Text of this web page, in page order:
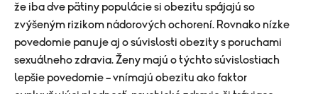
že iba dve pätiny populácie si obezitu spájajú so
zvýšeným rizikom nádorových ochorení. Rovnako nízke
povedomie panuje aj o súvislosti obezity s poruchami
sexuálneho zdravia. Ženy majú o týchto súvislostiach
lepšie povedomie – vnímajú obezitu ako faktor